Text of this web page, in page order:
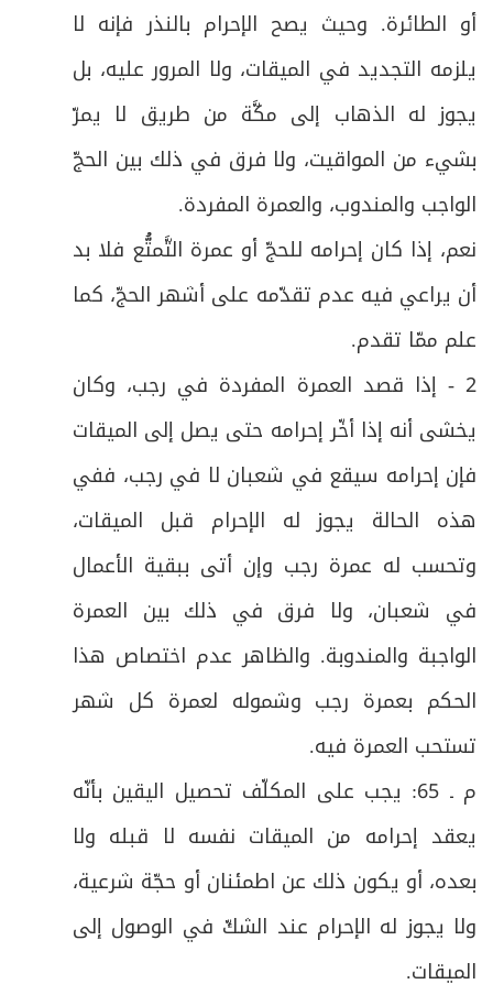
أو الطائرة. وحيث يصح الإحرام بالنذر فإنه لا
يلزمه التجديد في الميقات، ولا المرور عليه، بل
يجوز له الذهاب إلى مكَّة من طريق لا يمرّ
بشيء من المواقيت، ولا فرق في ذلك بين الحجّ
الواجب والمندوب، والعمرة المفردة.
نعم، إذا كان إحرامه للحجّ أو عمرة التَّمتُّع فلا بد
أن يراعي فيه عدم تقدّمه على أشهر الحجّ، كما
علم ممّا تقدم.
2 - إذا قصد العمرة المفردة في رجب، وكان
يخشى أنه إذا أخّر إحرامه حتى يصل إلى الميقات
فإن إحرامه سيقع في شعبان لا في رجب، ففي
هذه الحالة يجوز له الإحرام قبل الميقات،
وتحسب له عمرة رجب وإن أتى ببقية الأعمال
في شعبان، ولا فرق في ذلك بين العمرة
الواجبة والمندوبة. والظاهر عدم اختصاص هذا
الحكم بعمرة رجب وشموله لعمرة كل شهر
تستحب العمرة فيه.
م ـ 65: يجب على المكلّف تحصيل اليقين بأنّه
يعقد إحرامه من الميقات نفسه لا قبله ولا
بعده، أو يكون ذلك عن اطمئنان أو حجّة شرعية،
ولا يجوز له الإحرام عند الشكّ في الوصول إلى
الميقات.
ص31 الفرع السادس: في أحكام الخلل في الطواف
ص
32 المبحث الثالث: في صلاة الطواف وفيه فرع
33 فرعٌ: في آداب الطواف وصلاته
ص
34 المبحث الرابع: في أحكام الحيض والاستحاضة
ص
35 المبحث الخامس: في السعي و فيه فروع
36 الفرع الأول: في شروط السعي وواجباته
ص
37 الفرع الثاني: في النقصان والزيادة في السعي
ص
38 الفرع الثالث: في الشكّ في السعي
39 الفرع الرابع: في آداب السعي
ص
40 المبحث السادس: في التقصير
41 الفصل الثاني في حجّ التَّمتُّع على شكل مباحث
ص
42 المبحث الأول: في الإحرام لحجّ التَّمتُّع فيه فرع
ص فرعٌ: في آداب الإحرام للحجّ
44 المبحث الثاني: في الوقوف بعرفات فيه فرع
ص
45 فرعٌ: في آداب الوقوف بعرفات
46
المبحث الثالث: في الوقوف بمزدلفة (المشعر
الحرام) فيه فروع